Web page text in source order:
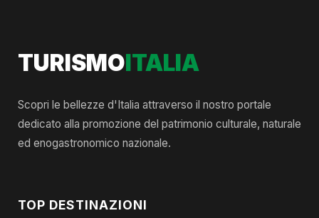
TURISMOITALIA
Scopri le bellezze d'Italia attraverso il nostro portale
dedicato alla promozione del patrimonio culturale, naturale
ed enogastronomico nazionale.
TOP DESTINAZIONI